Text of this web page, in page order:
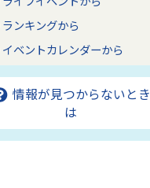
ランキングから
イベントカレンダーから
情報が見つからないとき
は